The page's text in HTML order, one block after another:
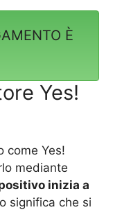
È
Yes!
come Yes!
mediante
inizia a
significa che si